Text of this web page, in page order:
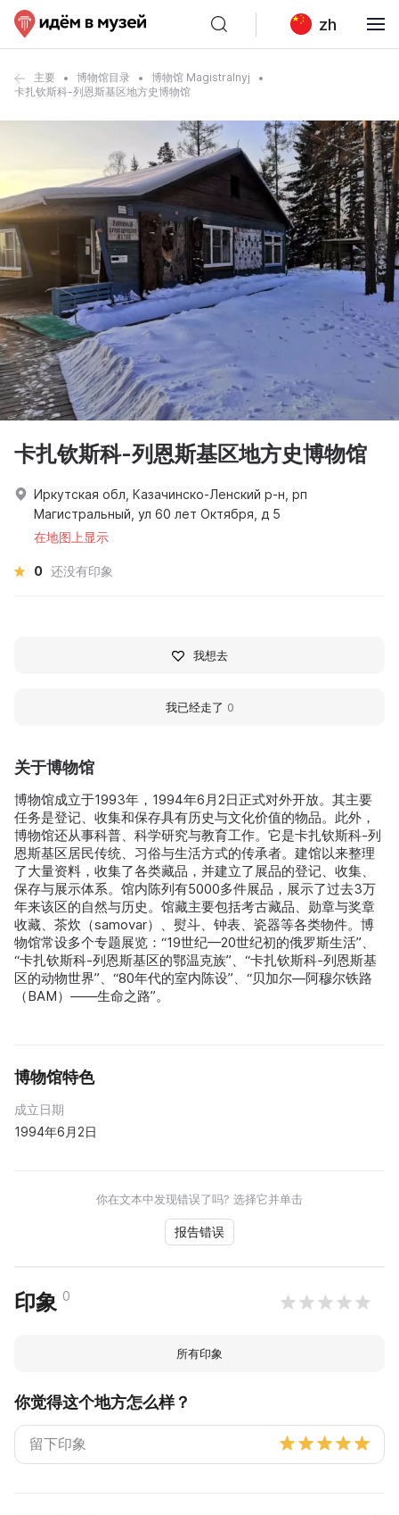
zh
主要 博物馆目录
博物馆 Magistralnyj
卡扎钦斯科-列恩斯基区地方史博物馆
关于博物馆
博物馆成立于1993年，1994年6月2日正式对外开放。其主要
任务是登记、收集和保存具有历史与文化价值的物品。此外，
博物馆还从事科普、科学研究与教育工作。它是卡扎钦斯科-列
恩斯基区居民传统、习俗与生活方式的传承者。建馆以来整理
了大量资料，收集了各类藏品，并建立了展品的登记、收集、
保存与展示体系。馆内陈列有5000多件展品，展示了过去3万
年来该区的自然与历史。馆藏主要包括考古藏品、勋章与奖章
收藏、茶炊（samovar）、熨斗、钟表、瓷器等各类物件。博
物馆常设多个专题展览：“19世纪—20世纪初的俄罗斯生活”、
“卡扎钦斯科-列恩斯基区的鄂温克族”、“卡扎钦斯科-列恩斯基
区的动物世界”、“80年代的室内陈设”、“贝加尔—阿穆尔铁路
（BAM）——生命之路”。
博物馆特色
成立日期
1994年6月2日
你在文本中发现错误了吗? 选择它并单击
报告错误
印象 0
所有印象
你觉得这个地方怎么样？
卡扎钦斯科-列恩斯基区地方史博物馆
Иркутская обл, Казачинско-Ленский р-н, рп
Магистральный, ул 60 лет Октября, д 5
在地图上显示
0 还没有印象
我想去
我已经走了 0